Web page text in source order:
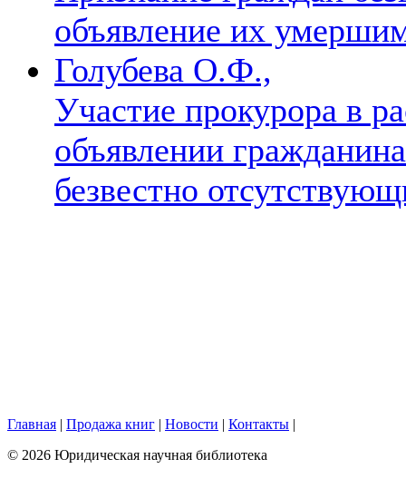
объявление их
Голубева О.Ф.,
Участие прокурора в
объявлении
безвестно
Главная | Продажа книг | Новости | Контакты |
© 2026 Юридическая научная библиотека